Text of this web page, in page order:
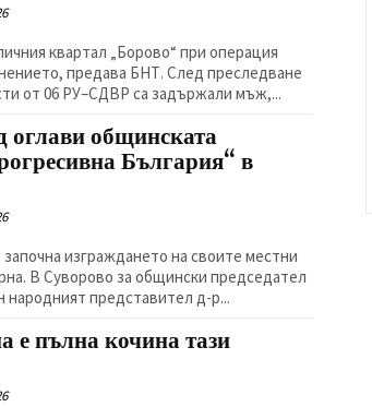
квартал „Борово“ при операция
предава БНТ. След преследване
от 06 РУ–СДВР са задържали мъж,...
общинската
България“ в
изграждането на своите местни
В Суворово за общински председател
народният представител д-р...
е пълна кочина тази